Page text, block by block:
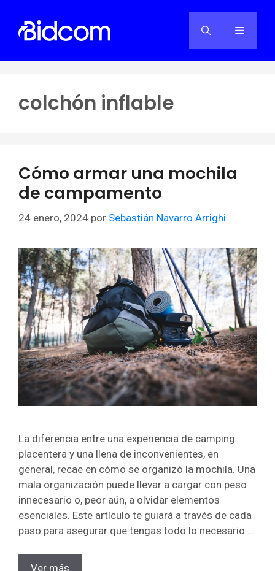
contenido
Menú
colchón inflable
Cómo armar una mochila
de campamento
24 enero, 2024 por Sebastián Navarro Arrighi
La diferencia entre una experiencia de camping
placentera y una llena de inconvenientes, en
general, recae en cómo se organizó la mochila. Una
mala organización puede llevar a cargar con peso
innecesario o, peor aún, a olvidar elementos
esenciales. Este artículo te guiará a través de cada
paso para asegurar que tengas todo lo necesario …
Ver más